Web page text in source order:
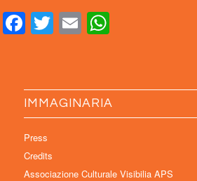
Facebook
Twitter
Email
IMMAGINARIA
Press
Credits
Associazione Culturale Visibilia APS